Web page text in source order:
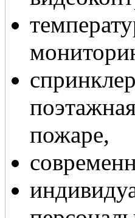
пожаре,